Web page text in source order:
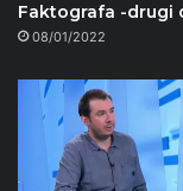
Faktografa -drugi
08/01/2022